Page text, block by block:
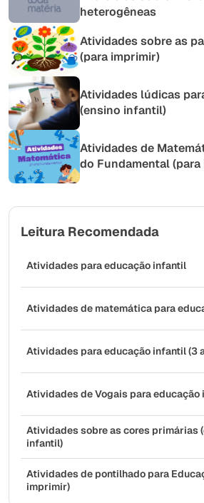
heterogêneas
Atividades sobre as
(para imprimir)
Atividades lúdicas
(ensino infantil)
Atividades de
do Fundamental
Leitura Recomendada
Atividades para educação infantil
Atividades de matemática para
Atividades para educação infantil (3
Atividades de Vogais para educação
Atividades sobre as cores primárias
infantil)
Atividades de pontilhado para
imprimir)